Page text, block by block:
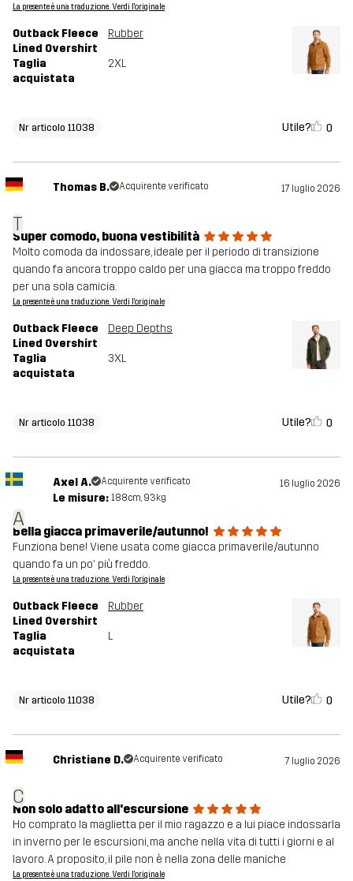
La presente è una traduzione. Verdi l'originale
Outback Fleece
Lined Overshirt
Rubber
Taglia
acquistata
2XL
Nr articolo 11038 Utile? 0
T
Thomas B. Acquirente verificato 17 luglio 2026
Super comodo, buona vestibilità
Molto comoda da indossare, ideale per il periodo di transizione
quando fa ancora troppo caldo per una giacca ma troppo freddo
per una sola camicia.
La presente è una traduzione. Verdi l'originale
Outback Fleece
Lined Overshirt
Deep Depths
Taglia
acquistata
3XL
Nr articolo 11038 Utile? 0
A
Axel A. Acquirente verificato 16 luglio 2026
Le misure: 188cm, 93kg
Bella giacca primaverile/autunno!
Funziona bene! Viene usata come giacca primaverile/autunno
quando fa un po' più freddo.
La presente è una traduzione. Verdi l'originale
Outback Fleece
Lined Overshirt
Rubber
Taglia
acquistata
L
Nr articolo 11038 Utile? 0
C
Christiane D. Acquirente verificato 7 luglio 2026
Non solo adatto all'escursione
Ho comprato la maglietta per il mio ragazzo e a lui piace indossarla
in inverno per le escursioni, ma anche nella vita di tutti i giorni e al
lavoro. A proposito, il pile non è nella zona delle maniche
La presente è una traduzione. Verdi l'originale